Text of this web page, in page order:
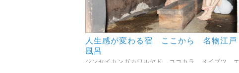
人生感が変わる宿 ここから 名物江戸
風呂
ジンセイカンガカワルヤド ココカラ メイブツ エ